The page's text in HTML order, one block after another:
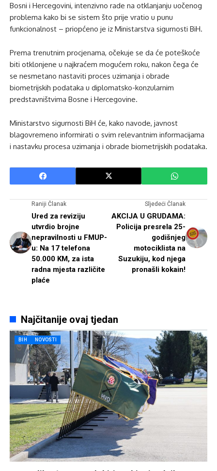
Bosni i Hercegovini, intenzivno rade na otklanjanju uočenog
problema kako bi se sistem što prije vratio u punu
funkcionalnost – priopćeno je iz Ministarstva sigurnosti BiH.
Prema trenutnim procjenama, očekuje se da će poteškoće
biti otklonjene u najkraćem mogućem roku, nakon čega će
se nesmetano nastaviti proces uzimanja i obrade
biometrijskih podataka u diplomatsko-konzularnim
predstavništvima Bosne i Hercegovine.
Ministarstvo sigurnosti BiH će, kako navode, javnost
blagovremeno informirati o svim relevantnim informacijama
i nastavku procesa uzimanja i obrade biometrijskih podataka.
Raniji Članak
Ured za reviziju
utvrdio brojne
nepravilnosti u FMUP-
u: Na 17 telefona
50.000 KM, za ista
radna mjesta različite
plaće
Sljedeći Članak
AKCIJA U GRUDAMA:
Policija presrela 25-
godišnjeg
motociklista na
Suzukiju, kod njega
pronašli kokain!
Najčitanije ovaj tjedan
BIH NOVOSTI